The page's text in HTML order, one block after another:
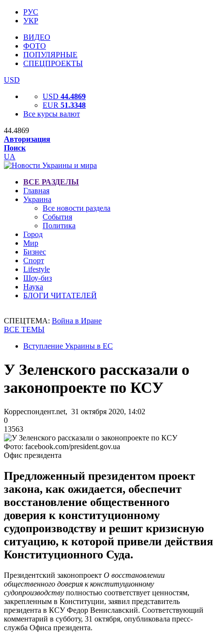
РУС
УКР
ВИДЕО
ФОТО
ПОПУЛЯРНЫЕ
СПЕЦПРОЕКТЫ
USD
USD 44.4869
EUR 51.3348
Все курсы валют
44.4869
Авторизация
Поиск
UA
ВСЕ РАЗДЕЛЫ
Главная
Украина
Все новости раздела
События
Политика
Город
Мир
Бизнес
Спорт
Lifestyle
Шоу-биз
Наука
БЛОГИ ЧИТАТЕЛЕЙ
СПЕЦТЕМА: Война в Иране
ВСЕ ТЕМЫ
Вступление Украины в ЕС
У Зеленского рассказали о
законопроекте по КСУ
Корреспондент.net, 31 октября 2020, 14:02
0
13563
Фото: facebook.com/president.gov.ua
Офис президента
Предложенный президентом проект
закона, как ожидается, обеспечит
восстановление общественного
доверия к конституционному
судопроизводству и решит кризисную
ситуацию, к которой привели действия
Конституционного Суда.
Президентский законопроект О восстановлении
общественного доверия к конституционному
судопроизводству полностью соответствует ценностям,
закрепленным в Конституции, заявил представитель
президента в КСУ Федор Вениславский. Соответствующий
комментарий в субботу, 31 октября, опубликовала пресс-
служба Офиса президента.